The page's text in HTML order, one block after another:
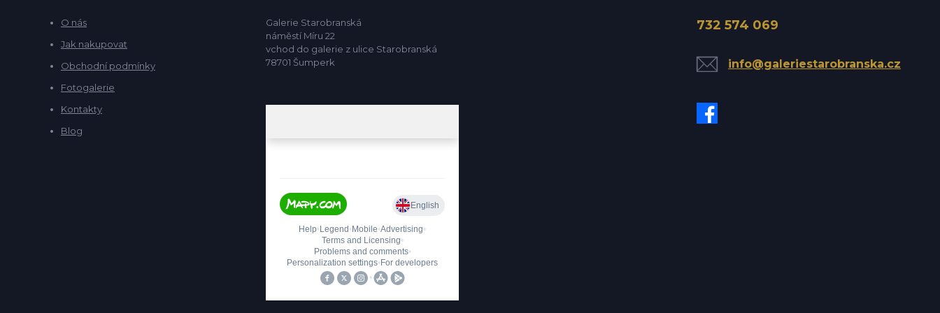
O nás
Jak nakupovat
Obchodní podmínky
Fotogalerie
Kontakty
Blog
Galerie Starobranská
náměstí Míru 22
vchod do galerie z ulice Starobranská
78701 Šumperk
732 574 069
info@galeriestarobranska.cz